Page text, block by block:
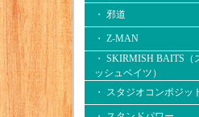
・ 邪道
・ Z-MAN
・ SKIRMISH BAITS（
ッシュベイツ）
・ スタジオコンポジッ